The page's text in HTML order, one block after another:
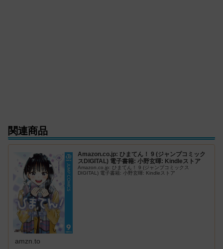
関連商品
Amazon.co.jp: ひまてん！ 9 (ジャンプコミック
スDIGITAL) 電子書籍: 小野玄暉: Kindleストア
Amazon.co.jp: ひまてん！ 9 (ジャンプコミックス
DIGITAL) 電子書籍: 小野玄暉: Kindleストア
amzn.to